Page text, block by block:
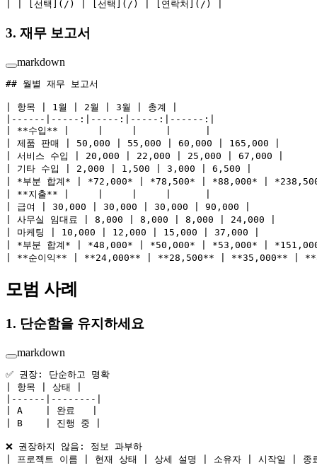
선택 ]( / ) | [ 선택 ]( / ) | [ 연락처 ]( / ) |
3. 재무 보고서
markdown
## 월별 재무 보고서
| 항목 | 1월 | 2월 | 3월 | 총계 |
|------|-----:|-----:|-----:|------:|
**수입**
| 제품 판매 | 50,000 | 55,000 | 60,000 | 165,000 |
| 서비스 수입 | 20,000 | 22,000 | 25,000 | 67,000 |
| 기타 수입 | 2,000 | 1,500 | 3,000 | 6,500 |
*부분 합계* *72,000* *78,500* *88,000*
**지출**
| 급여 | 30,000 | 30,000 | 30,000 | 90,000 |
| 사무실 임대료 | 8,000 | 8,000 | 8,000 | 24,000 |
| 마케팅 | 10,000 | 12,000 | 15,000 | 37,000 |
*부분 합계* *48,000* *50,000* *53,000*
**순이익** **24,000** **28,500** **35,000**
모범 사례
1. 단순함을 유지하세요
markdown
✅ 권장: 단순하고 명확
| 항목 | 상태 |
|------|--------|
| A    | 완료   |
| B    | 진행 중 |
❌ 권장하지 않음: 정보 과부하
| 프로젝트 이름 | 현재 상태 | 상세 설명 | 소유자 | 시작일 |